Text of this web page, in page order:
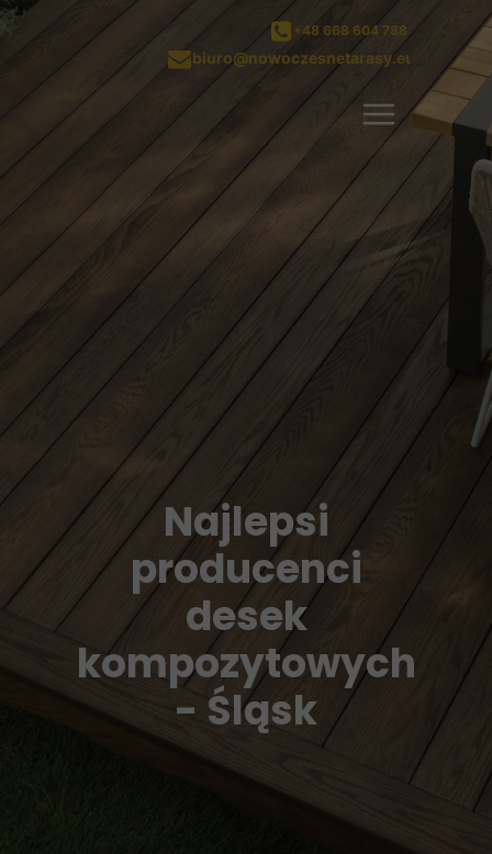
biuro@nowoczesnetarasy.eu
+48 668 604 788
Najlepsi
producenci
desek
kompozytowych
- Śląsk